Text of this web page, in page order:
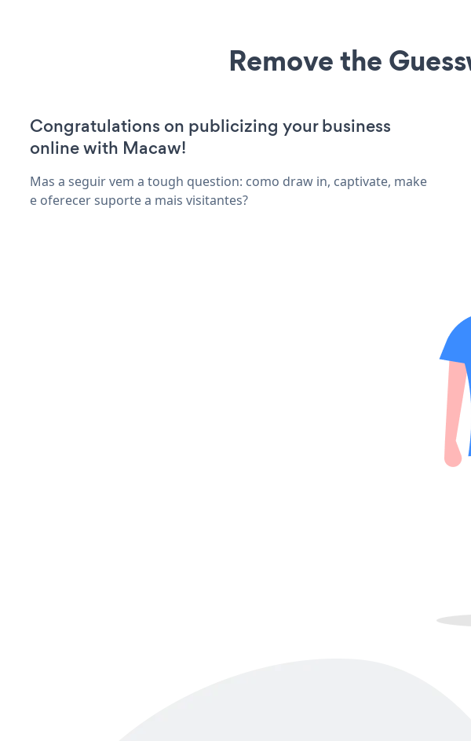
Remove the
Congratulations on publicizing your business
online with Macaw!
Mas a seguir vem a tough question: como draw in, captivate, make
e oferecer suporte a mais visitantes?